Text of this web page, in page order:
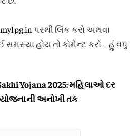
mylpg.inપરથી લિંક કરો અથવા
સમસ્યા હોય તો કોમેન્ટ કરો – હું વધુ
Yojana 2025: મહિલાઓ દર
અનોખી તક